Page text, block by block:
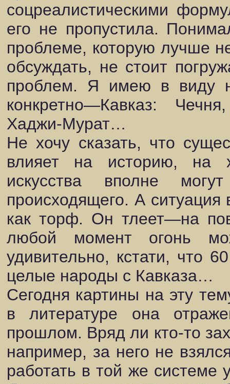
соцреалистическими
его не пропустила.
проблеме, которую лучше
обсуждать, не стоит
проблем. Я имею в виду
конкретно—Кавказ:
Хаджи-Мурат…
Не хочу сказать, что
влияет на историю, на
искусства вполне
происходящего. А
как торф. Он тлеет—на
любой момент огонь
удивительно, кстати, что
целые народы с Кавказа…
Сегодня картины на эту
в литературе она
прошлом. Вряд ли кто-то
например, за него не
работать в той же системе